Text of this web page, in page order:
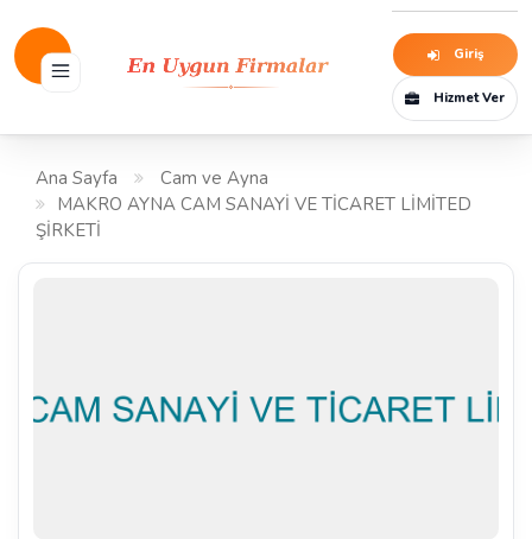
Giriş
Hizmet Ver
Ana Sayfa
Cam ve Ayna
MAKRO AYNA CAM SANAYİ VE TİCARET LİMİTED
ŞİRKETİ